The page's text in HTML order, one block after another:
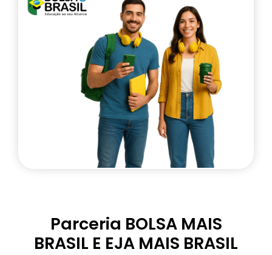
Parceria BOLSA MAIS
BRASIL E EJA MAIS BRASIL